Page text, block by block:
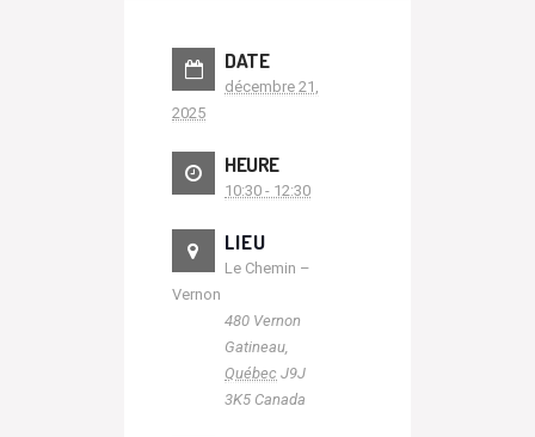
DATE
décembre 21,
2025
HEURE
10:30 - 12:30
LIEU
Le Chemin –
Vernon
480 Vernon
Gatineau,
Québec J9J
3K5 Canada